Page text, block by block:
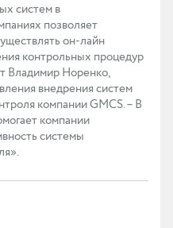
систем в
позволяет
он-лайн
контрольных процедур
Владимир Норенко,
внедрения систем
компании GMCS. – В
компании
системы